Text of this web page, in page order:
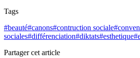
Tags
#beauté#canons#contruction sociale#
sociales#différenciation#diktats#esthetique#
Partager cet article